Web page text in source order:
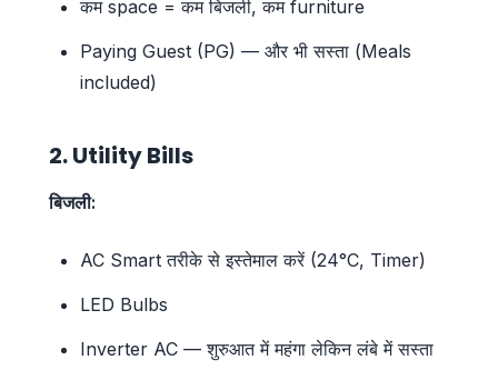
कम space = कम बिजली, कम furniture
Paying Guest (PG) — और भी सस्ता (Meals
included)
2. Utility Bills
बिजली:
AC Smart तरीके से इस्तेमाल करें (24°C, Timer)
LED Bulbs
Inverter AC — शुरुआत में महंगा लेकिन लंबे में सस्ता